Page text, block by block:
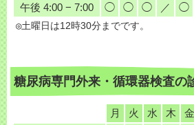
◎土曜日は12時30分までです。
午後 4:00 − 7:00 ◯ ◯ ◯ ／ ◯
糖尿病専門外来・循環器検査の
月 火 水 木 金